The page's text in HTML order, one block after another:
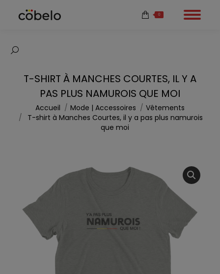
Recherche
0
T-SHIRT À MANCHES COURTES, IL Y A
PAS PLUS NAMUROIS QUE MOI
Vous êtes ici :
Accueil Mode | Accessoires
Vêtements
T-shirt à Manches Courtes, il y a pas plus namurois
que moi